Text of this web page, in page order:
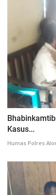
Kasus...
Humas Polres